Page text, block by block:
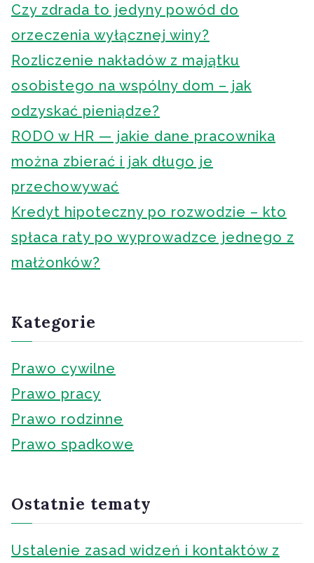
Czy zdrada to jedyny powód do
orzeczenia wyłącznej winy?
Rozliczenie nakładów z majątku
osobistego na wspólny dom – jak
odzyskać pieniądze?
RODO w HR — jakie dane pracownika
można zbierać i jak długo je
przechowywać
Kredyt hipoteczny po rozwodzie – kto
spłaca raty po wyprowadzce jednego z
małżonków?
Kategorie
Prawo cywilne
Prawo pracy
Prawo rodzinne
Prawo spadkowe
Ostatnie tematy
Ustalenie zasad widzeń i kontaktów z